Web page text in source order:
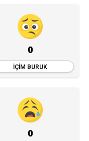
0
İÇIM BURUK
0